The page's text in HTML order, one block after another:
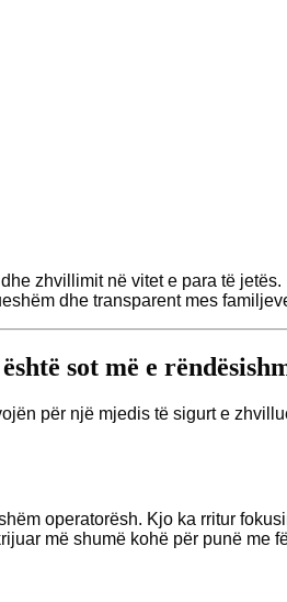
zhvillimit në vitet e para të jetës.
dhe transparent mes
sot më e
për një mjedis të sigurt e
operatorësh. Kjo ka rritur
më shumë kohë për punë me